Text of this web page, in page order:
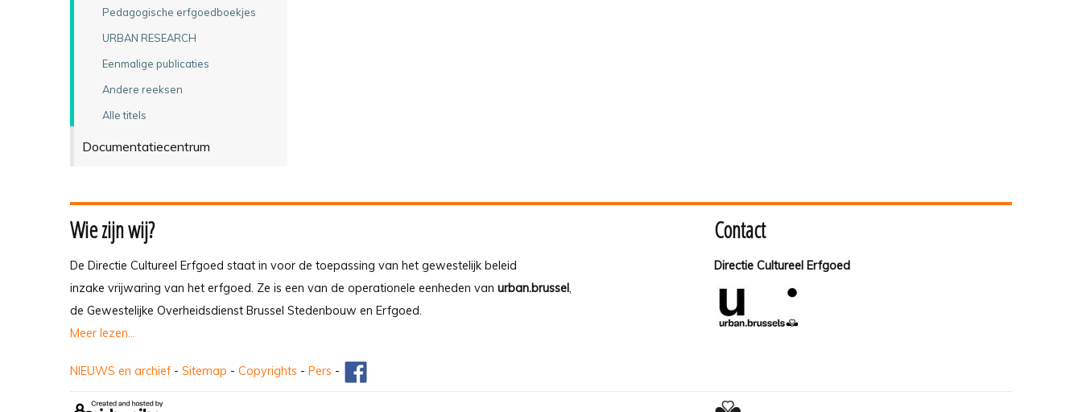
Pedagogische erfgoedboekjes
URBAN RESEARCH
Eenmalige publicaties
Andere reeksen
Alle titels
Documentatiecentrum
Wie zijn wij?
De Directie Cultureel Erfgoed staat in voor de toepassing van het gewestelijk beleid
inzake vrijwaring van het erfgoed. Ze is een van de operationele eenheden van urban.brussel,
de Gewestelijke Overheidsdienst Brussel Stedenbouw en Erfgoed.
Meer lezen...
Contact
Directie Cultureel Erfgoed
NIEUWS en archief - Sitemap - Copyrights - Pers -